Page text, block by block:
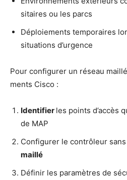
si­taires ou les parcs
Déploie­ments tem­po­raires
situa­tions d’urgence
Pour confi­gu­rer un réseau
ments Cisco :
Iden­ti­fier les points d’ac­cès
de MAP
Confi­gu­rer le contrô­leur
maillé
Défi­nir les para­mètres de